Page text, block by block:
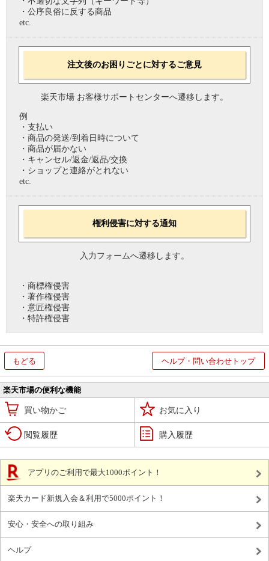
・公序良俗に反する商品
etc.
注文後のお困りごとに対するご意見
楽天市場 お客様サポートセンターへ遷移します。
例
・支払い
・商品の発送/到着日時について
・商品が届かない
・キャンセル/返金/返品/交換
・ショップと連絡がとれない
etc.
権利侵害に対する通知
入力フォームへ遷移します。
・商標権侵害
・著作権侵害
・意匠権侵害
・特許権侵害
もどる ヘルプ・問い合わせトップ
楽天市場の便利な機能
買い物かご お気に入り
閲覧履歴 購入履歴
アプリのご利用で最大1000ポイント！
楽天カード新規入会＆利用で5000ポイント！
安心・安全への取り組み
ヘルプ